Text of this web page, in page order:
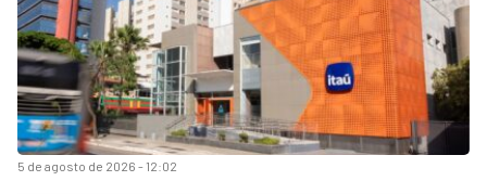
5 de agosto de 2026 - 12:02